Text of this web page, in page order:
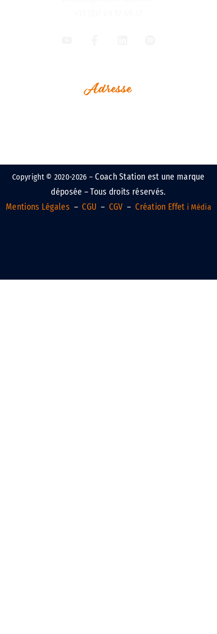
Adresse
Copyright © 2020-2026 –Coach Station est une marque
déposée – Tous droits réservés.
Mentions Légales –CGU – CGV –Création Effet i Média